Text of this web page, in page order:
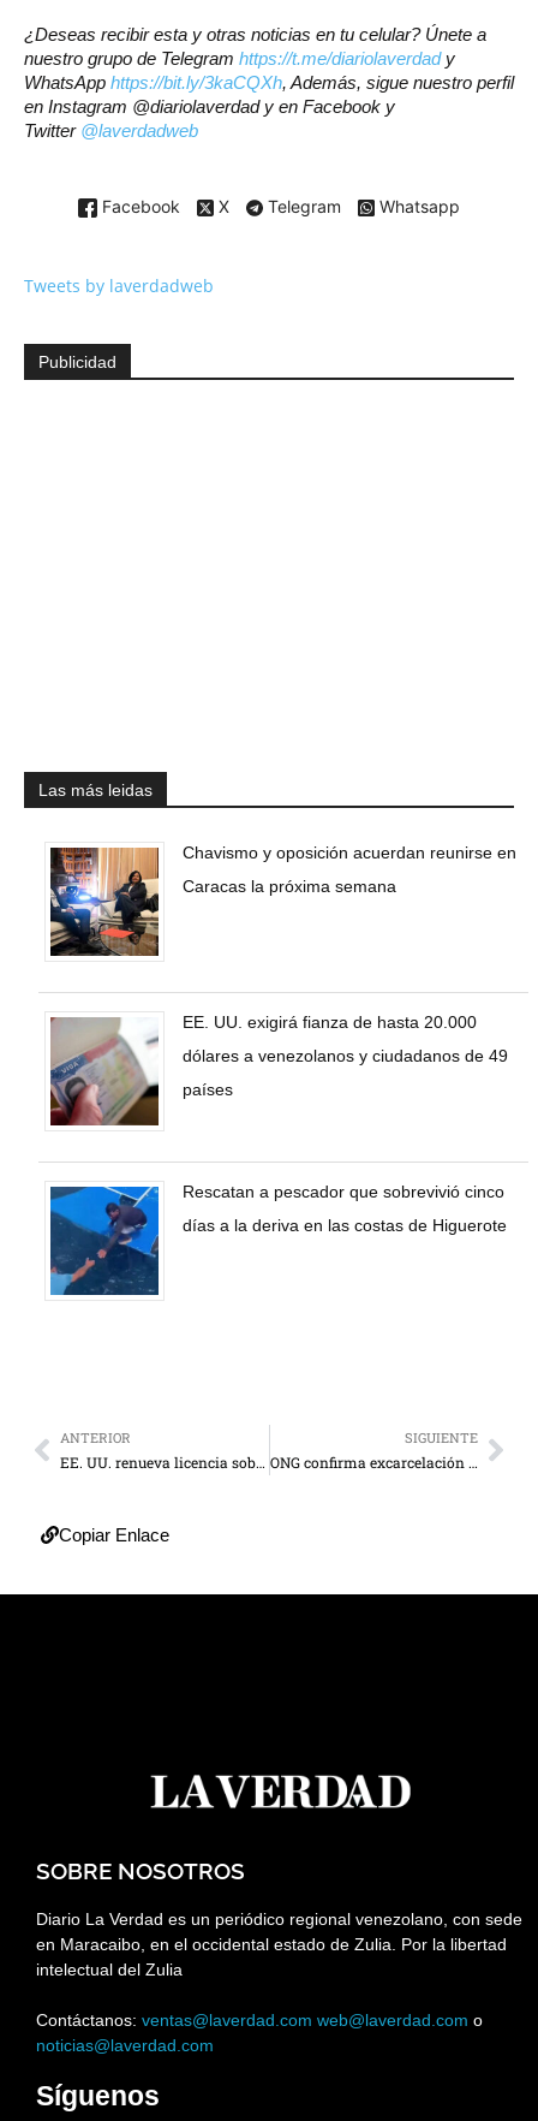
¿Deseas recibir esta y otras noticias en tu celular? Únete a
nuestro grupo de Telegram https://t.me/diariolaverdady
WhatsApp https://bit.ly/3kaCQXh, Además, sigue nuestro perfil
en Instagram @diariolaverdad y en Facebook y
Twitter @laverdadweb
Facebook X Telegram Whatsapp
Tweets by laverdadweb
Publicidad
Las más leidas
Chavismo y oposición acuerdan reunirse en
Caracas la próxima semana
EE. UU. exigirá fianza de hasta 20.000
dólares a venezolanos y ciudadanos de 49
países
Rescatan a pescador que sobrevivió cinco
días a la deriva en las costas de Higuerote
ANTERIOR
EE. UU. renueva licencia sobre bonos de Pdvsa y sanciona a 7 personas del entorno de Maduro
SIGUIENTE
ONG confirma excarcelación de Melquiades Pulido y José Patines
Copiar Enlace
SOBRE NOSOTROS
Diario La Verdad es un periódico regional venezolano, con sede
en Maracaibo, en el occidental estado de Zulia. Por la libertad
intelectual del Zulia
Contáctanos: ventas@laverdad.com web@laverdad.com o
noticias@laverdad.com
Síguenos